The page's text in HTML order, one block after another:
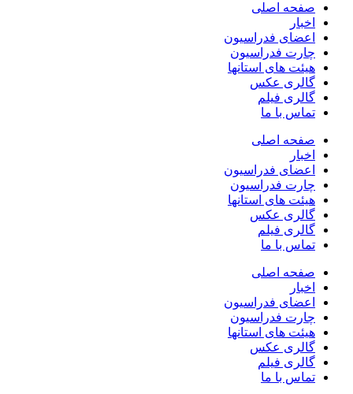
صفحه اصلی
اخبار
اعضای فدراسیون
چارت فدراسیون
هیئت های استانها
گالری عکس
گالری فیلم
تماس با ما
صفحه اصلی
اخبار
اعضای فدراسیون
چارت فدراسیون
هیئت های استانها
گالری عکس
گالری فیلم
تماس با ما
صفحه اصلی
اخبار
اعضای فدراسیون
چارت فدراسیون
هیئت های استانها
گالری عکس
گالری فیلم
تماس با ما